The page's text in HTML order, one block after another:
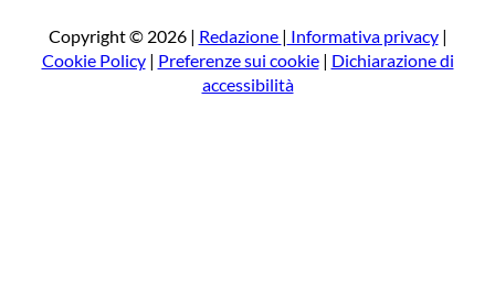
a
Copyright © 2026 | Redazione | Informativa privacy|
Cookie Policy| Preferenze sui cookie| Dichiarazione di
accessibilità